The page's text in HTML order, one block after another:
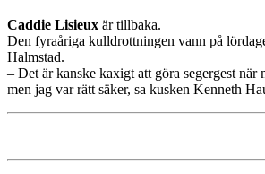
Caddie Lisieux är tillbaka.
Den fyraåriga kulldrottningen vann på
Halmstad.
– Det är kanske kaxigt att göra segergest när
men jag var rätt säker, sa kusken Kenneth